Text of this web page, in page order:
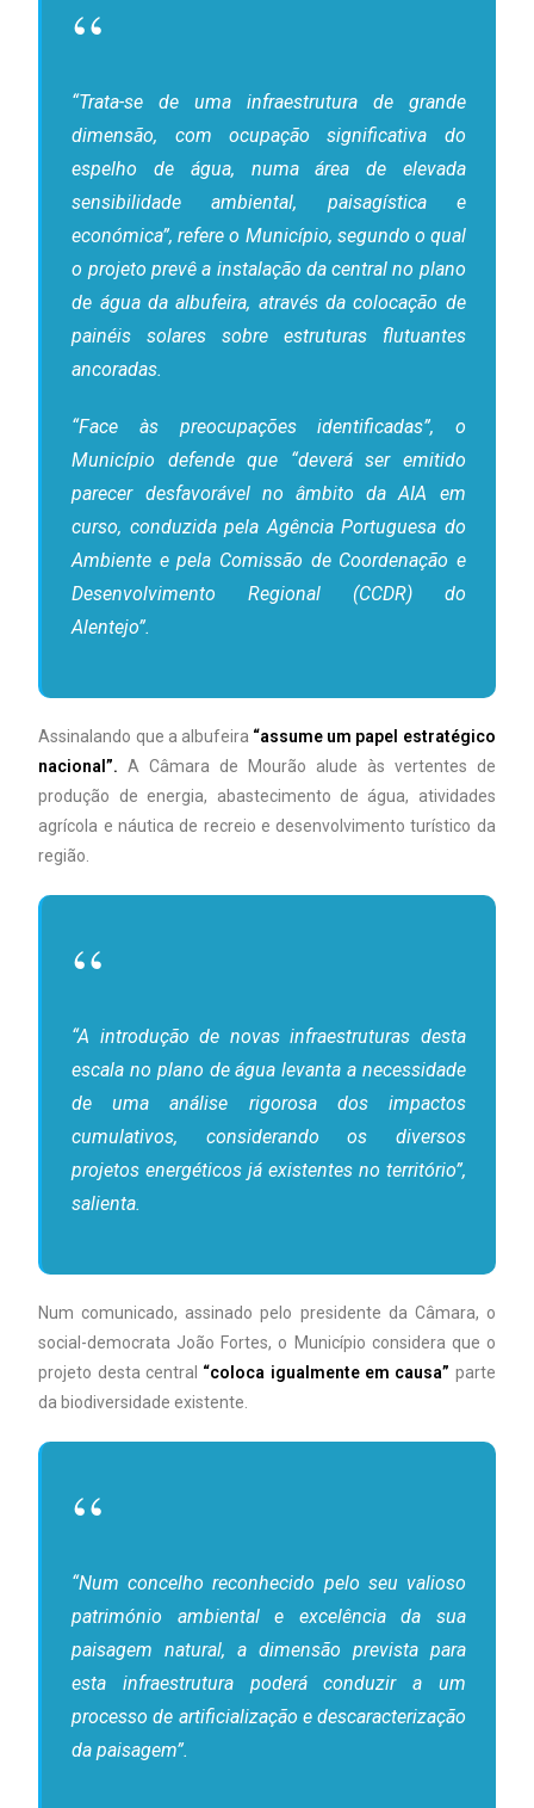
“Trata-se de uma infraestrutura de grande
dimensão, com ocupação significativa do
espelho de água, numa área de elevada
sensibilidade ambiental, paisagística e
económica”, refere o Município, segundo o qual
o projeto prevê a instalação da central no plano
de água da albufeira, através da colocação de
painéis solares sobre estruturas flutuantes
ancoradas.
“Face às preocupações identificadas”, o
Município defende que “deverá ser emitido
parecer desfavorável no âmbito da AIA em
curso, conduzida pela Agência Portuguesa do
Ambiente e pela Comissão de Coordenação e
Desenvolvimento Regional (CCDR) do
Alentejo”.
Assinalando que a albufeira “assume um papel estratégico
nacional”.A Câmara de Mourão alude às vertentes de
produção de energia, abastecimento de água, atividades
agrícola e náutica de recreio e desenvolvimento turístico da
região.
“A introdução de novas infraestruturas desta
escala no plano de água levanta a necessidade
de uma análise rigorosa dos impactos
cumulativos, considerando os diversos
projetos energéticos já existentes no território”,
salienta.
Num comunicado, assinado pelo presidente da Câmara, o
social-democrata João Fortes, o Município considera que o
projeto desta central “coloca igualmente em causa” parte
da biodiversidade existente.
“Num concelho reconhecido pelo seu valioso
património ambiental e excelência da sua
paisagem natural, a dimensão prevista para
esta infraestrutura poderá conduzir a um
processo de artificialização e descaracterização
da paisagem”.